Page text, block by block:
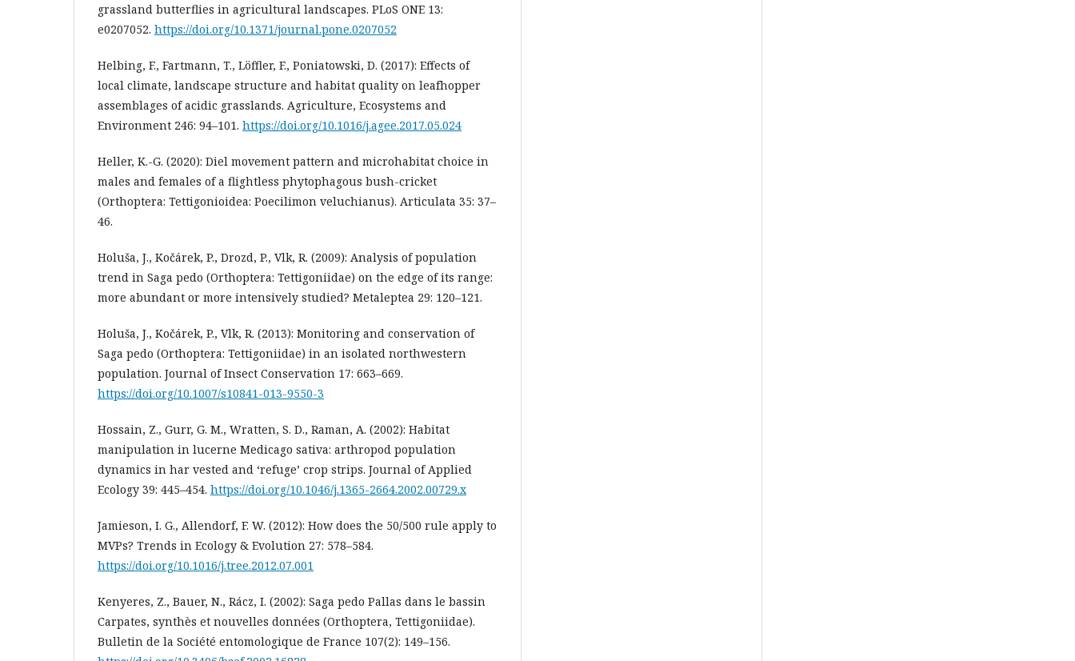
grassland butterflies in agricultural landscapes. PLoS ONE 13:
e0207052. https://doi.org/10.1371/journal.pone.0207052
Helbing, F., Fartmann, T., Löffler, F., Poniatowski, D. (2017): Effects of
local climate, landscape structure and habitat quality on leafhopper
assemblages of acidic grasslands. Agriculture, Ecosystems and
Environment 246: 94–101. https://doi.org/10.1016/j.agee.2017.05.024
Heller, K.-G. (2020): Diel movement pattern and microhabitat choice in
males and females of a flightless phytophagous bush-cricket
(Orthoptera: Tettigonioidea: Poecilimon veluchianus). Articulata 35: 37–
46.
Holuša, J., Kočárek, P., Drozd, P., Vlk, R. (2009): Analysis of population
trend in Saga pedo (Orthoptera: Tettigoniidae) on the edge of its range:
more abundant or more intensively studied? Metaleptea 29: 120–121.
Holuša, J., Kočárek, P., Vlk, R. (2013): Monitoring and conservation of
Saga pedo (Orthoptera: Tettigoniidae) in an isolated northwestern
population. Journal of Insect Conservation 17: 663–669.
https://doi.org/10.1007/s10841-013-9550-3
Hossain, Z., Gurr, G. M., Wratten, S. D., Raman, A. (2002): Habitat
manipulation in lucerne Medicago sativa: arthropod population
dynamics in har vested and ‘refuge’ crop strips. Journal of Applied
Ecology 39: 445–454. https://doi.org/10.1046/j.1365-2664.2002.00729.x
Jamieson, I. G., Allendorf, F. W. (2012): How does the 50/500 rule apply to
MVPs? Trends in Ecology & Evolution 27: 578–584.
https://doi.org/10.1016/j.tree.2012.07.001
Kenyeres, Z., Bauer, N., Rácz, I. (2002): Saga pedo Pallas dans le bassin
Carpates, synthès et nouvelles données (Orthoptera, Tettigoniidae).
Bulletin de la Société entomologique de France 107(2): 149–156.